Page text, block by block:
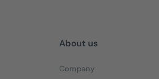
About us
Company